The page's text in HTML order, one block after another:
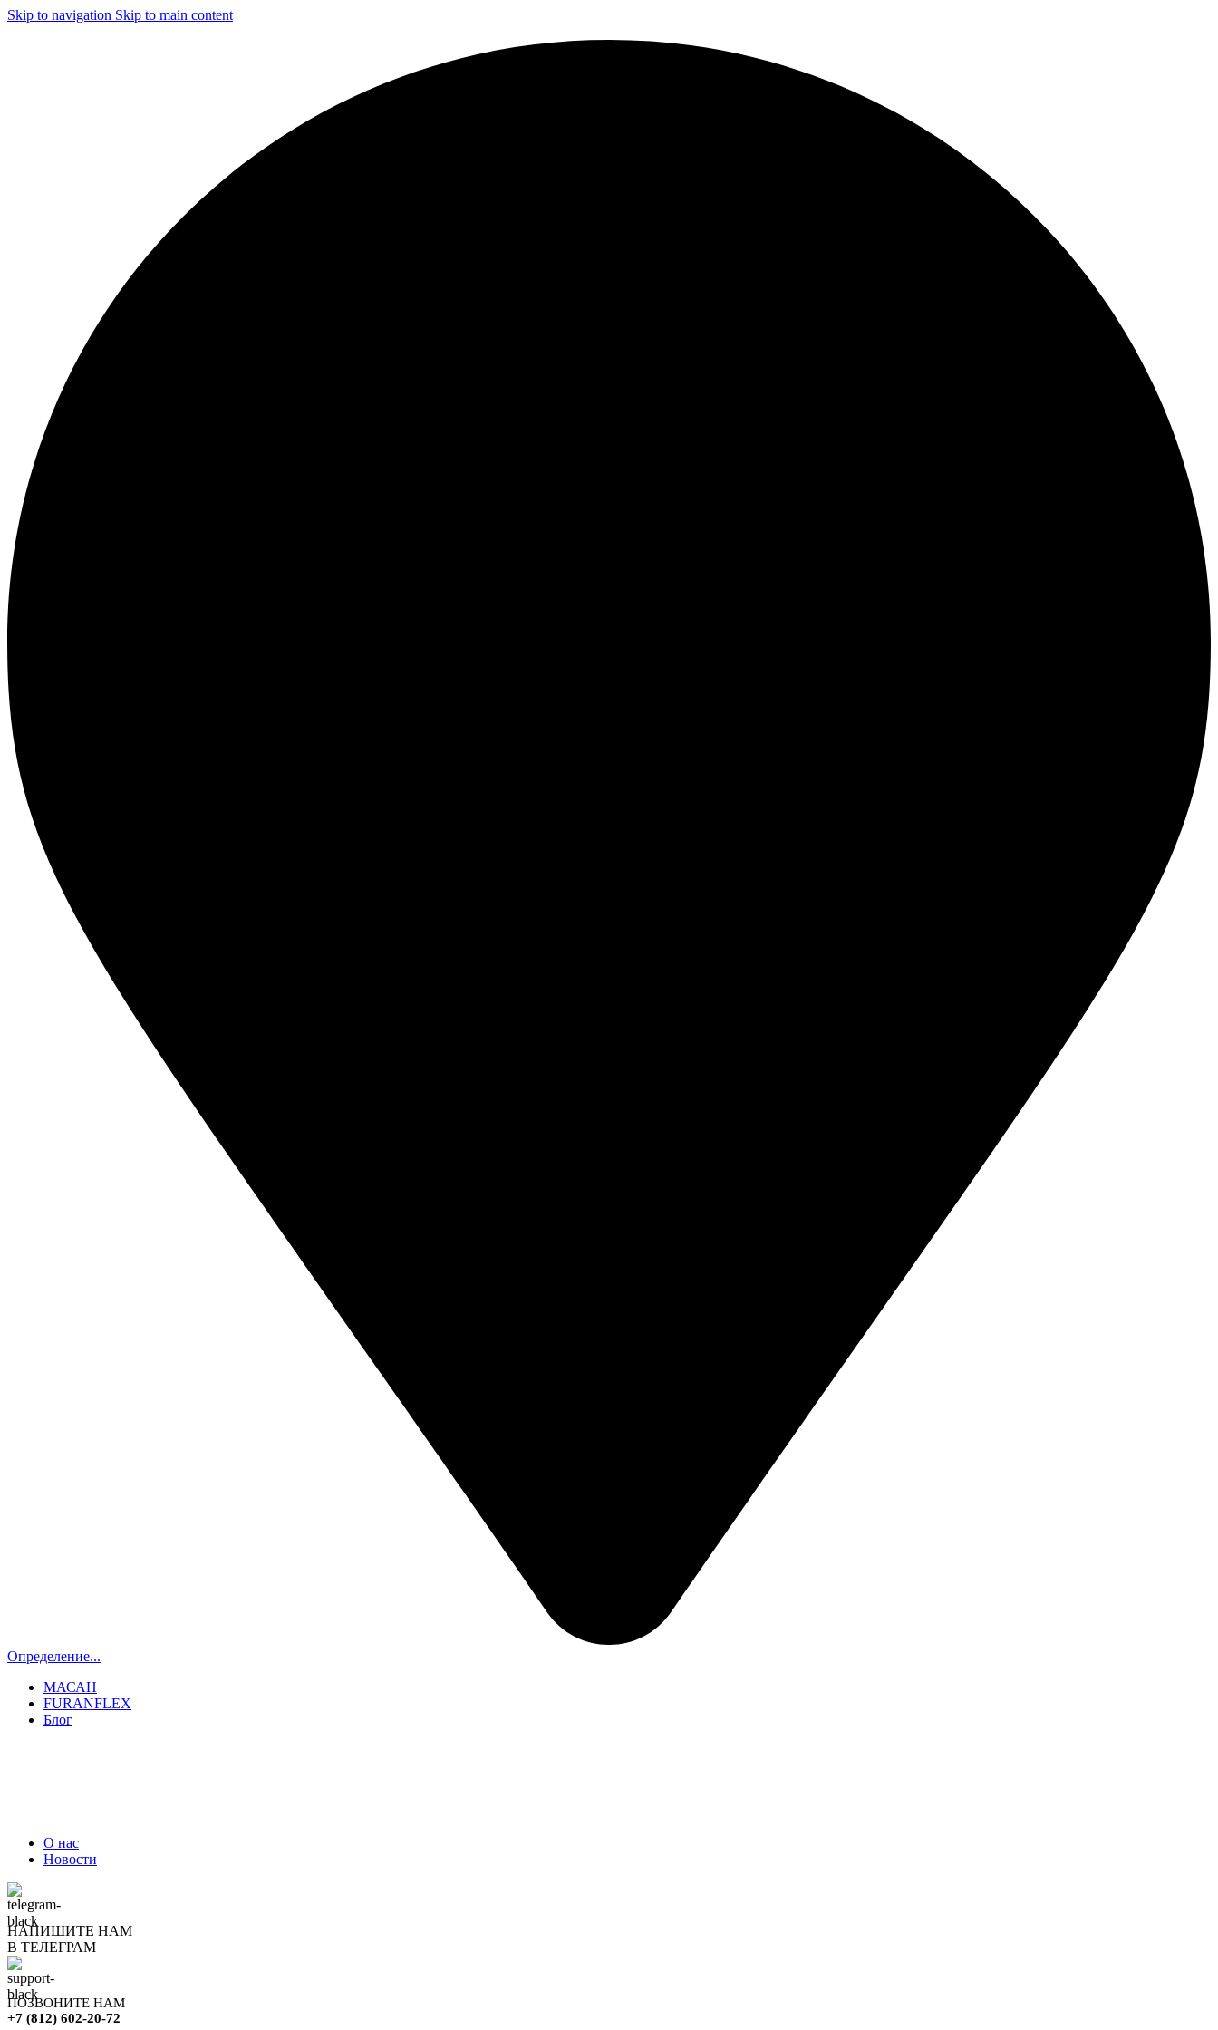
Skip to navigation Skip to main content
Определение...
МАСАН
FURANFLEX
Блог
О нас
Новости
НАПИШИТЕ НАМ
В ТЕЛЕГРАМ
ПОЗВОНИТЕ НАМ
+7 (812) 602-20-72